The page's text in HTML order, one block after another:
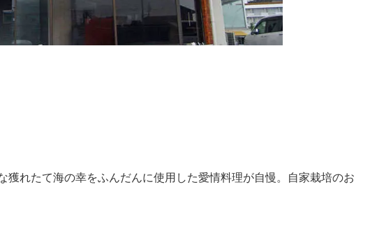
れたて海の幸をふんだんに使用した愛情料理が自慢。自家栽培のお